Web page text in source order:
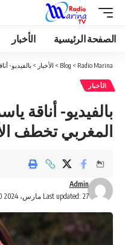
الصفحة الرئيسية الأخبار
Radio Marina
>
Blog
> الأخبار > بالفيديو-
الأخبار
بالفيديو- أناقة
المغربي تخطف
Last updated: 27 مارس، 2024 12:30 م
Admin